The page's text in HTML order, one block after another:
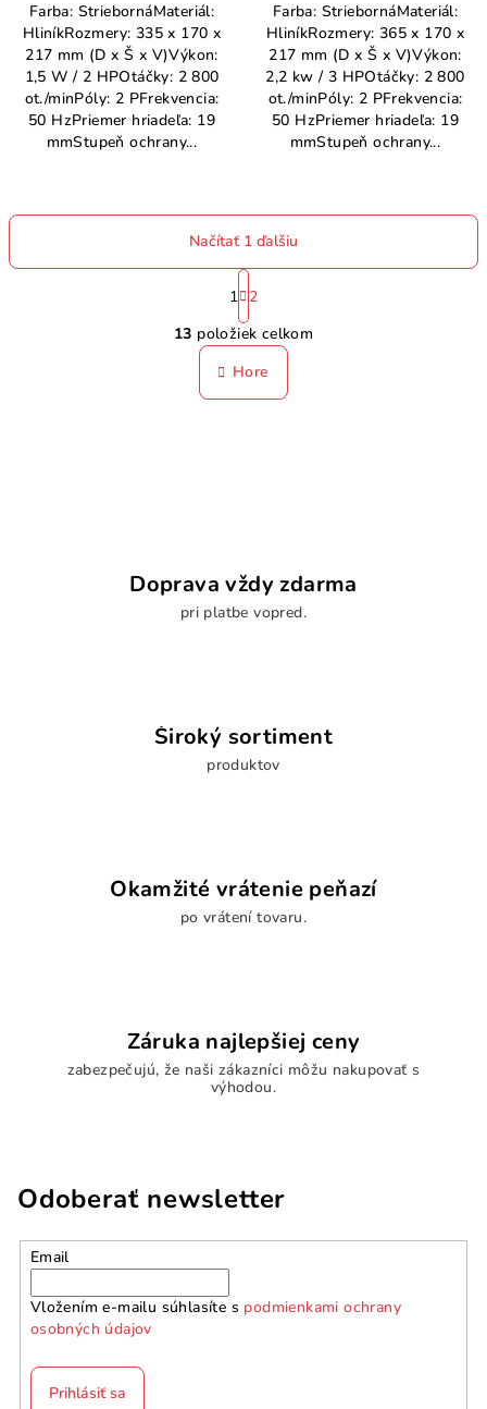
Farba: StriebornáMateriál:
HliníkRozmery: 335 x 170 x
217 mm (D x Š x V)Výkon:
1,5 W / 2 HPOtáčky: 2 800
ot./minPóly: 2 PFrekvencia:
50 HzPriemer hriadeľa: 19
mmStupeň ochrany...
Farba: StriebornáMateriál:
HliníkRozmery: 365 x 170 x
217 mm (D x Š x V)Výkon:
2,2 kw / 3 HPOtáčky: 2 800
ot./minPóly: 2 PFrekvencia:
50 HzPriemer hriadeľa: 19
mmStupeň ochrany...
O
v
l
á
r
v
k
i
s
Načítať 1 ďalšiu
S
t
r
á
n
k
o
1 2
13 položiek celkom
Hore
Doprava vždy zdarma
pri platbe vopred.
Široký sortiment
produktov
Okamžité vrátenie peňazí
po vrátení tovaru.
Záruka najlepšiej ceny
zabezpečujú, že naši zákazníci môžu nakupovať s
výhodou.
Odoberať newsletter
Email
Vložením e-mailu súhlasíte s podmienkami ochrany
osobných údajov
Prihlásiť sa